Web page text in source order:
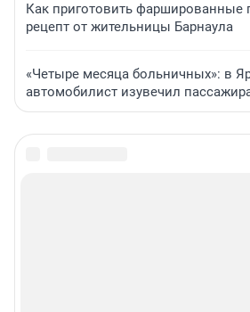
Как приготовить фаршированные
рецепт от жительницы Барнаула
«Четыре месяца больничных»: в
автомобилист изувечил